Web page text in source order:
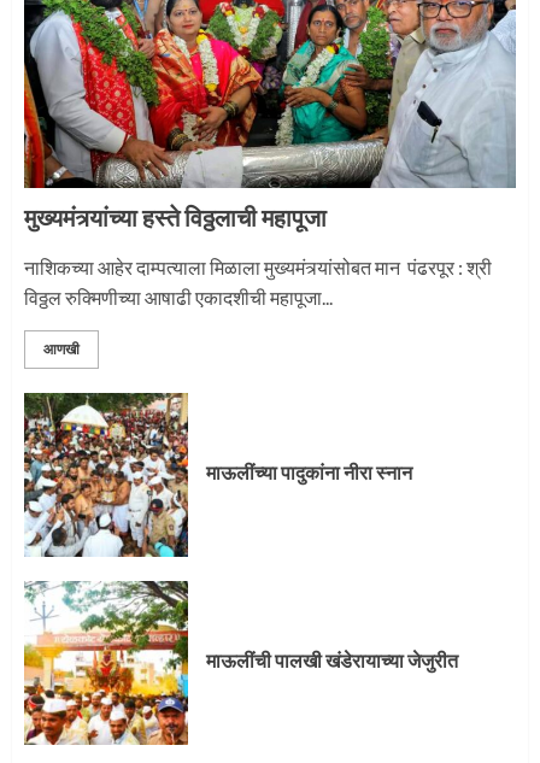
3
मुख्यमंत्र्यांच्या हस्ते विठ्ठलाची महापूजा
नाशिकच्या आहेर दाम्पत्याला मिळाला मुख्यमंत्र्यांसोबत मान पंढरपूर : श्री
विठ्ठल रुक्मिणीच्या आषाढी एकादशीची महापूजा...
आणखी
माऊलींच्या पादुकांना नीरा स्नान
माऊलींची पालखी खंडेरायाच्या जेजुरीत